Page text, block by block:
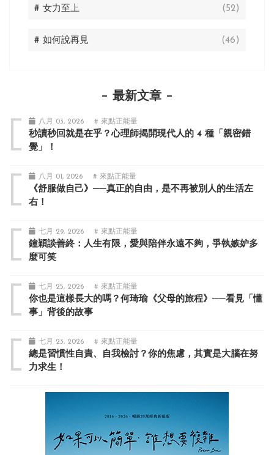
# 女力至上 (52)
# 如何說再見 (46)
最新文章
八月 03, 2026 # 來點正能量
秒讀秒回就是在乎？心理師揭開現代人的 4 種「親密錯
覺」！
八月 01, 2026 # 來點正能量
《舒服做自己》──真正的自由，是不再被別人的生活左
右！
七月 29, 2026 # 來點正能量
鐘穎談善終：人生有限，愛與陪伴永遠不夠，爭執嫉妒多
麼可笑
七月 25, 2026 # 來點正能量
你也是這樣長大的嗎？何琦瑜《父母的旅程》──看見「懂
事」背後的故事
七月 23, 2026 # 來點正能量
總是習慣性自責、自我檢討？你的焦慮，其實是大腦在努
力求生！